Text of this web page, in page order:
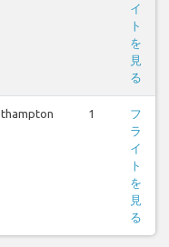
イ
ト
を
見
る
1
フ
ラ
イ
ト
を
見
る